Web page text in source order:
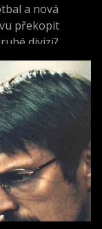
a nová
překopit
divizi?